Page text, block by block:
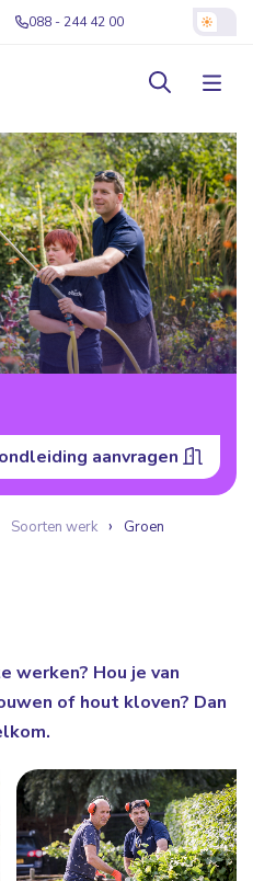
088 - 244 42 00
aanvragen
Soorten werk Groen
werken? Hou je van
of hout kloven? Dan